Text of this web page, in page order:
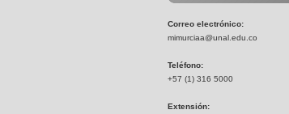
Correo electrónico:
mimurciaa@unal.edu.co
Teléfono:
+57 (1) 316 5000
Extensión: